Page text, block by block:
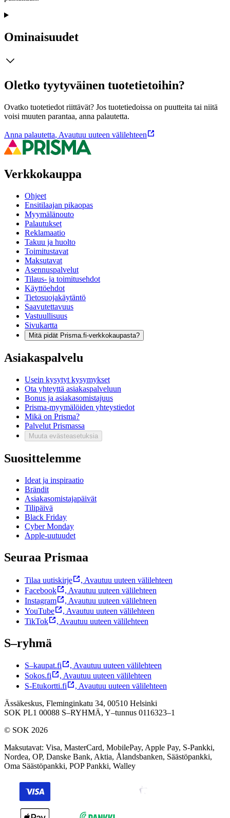
Ominaisuudet
Oletko tyytyväinen tuotetietoihin?
Ovatko tuotetiedot riittävät? Jos tuotetiedoissa on puutteita tai niitä
voisi muuten parantaa, anna palautetta.
Anna palautetta, Avautuu uuteen välilehteen
Verkkokauppa
Ohjeet
Ensitilaajan pikaopas
Myymälänouto
Palautukset
Reklamaatio
Takuu ja huolto
Toimitustavat
Maksutavat
Asennuspalvelut
Tilaus- ja toimitusehdot
Käyttöehdot
Tietosuojakäytäntö
Saavutettavuus
Vastuullisuus
Sivukartta
Mitä pidät Prisma.fi-verkkokaupasta?
Asiakaspalvelu
Usein kysytyt kysymykset
Ota yhteyttä asiakaspalveluun
Bonus ja asiakasomistajuus
Prisma-myymälöiden yhteystiedot
Mikä on Prisma?
Palvelut Prismassa
Muuta evästeasetuksia
Suosittelemme
Ideat ja inspiraatio
Brändit
Asiakasomistajapäivät
Tilipäivä
Black Friday
Cyber Monday
Apple-uutuudet
Seuraa Prismaa
Tilaa uutiskirje , Avautuu uuteen välilehteen
Facebook
, Avautuu uuteen välilehteen
Instagram
, Avautuu uuteen välilehteen
YouTube
, Avautuu uuteen välilehteen
TikTok
, Avautuu uuteen välilehteen
S–ryhmä
S–kaupat.fi , Avautuu uuteen välilehteen
Sokos.fi
, Avautuu uuteen välilehteen
S-Etukortti.fi
, Avautuu uuteen välilehteen
Ässäkeskus, Fleminginkatu 34, 00510 Helsinki
SOK PL1 00088 S–RYHMÄ, Y–tunnus 0116323–1
© SOK 2026
Maksutavat: Visa, MasterCard, MobilePay, Apple Pay, S-Pankki,
Nordea, OP, Danske Bank, Aktia, Ålandsbanken, Säästöpankki,
Oma Säästöpankki, POP Pankki, Walley